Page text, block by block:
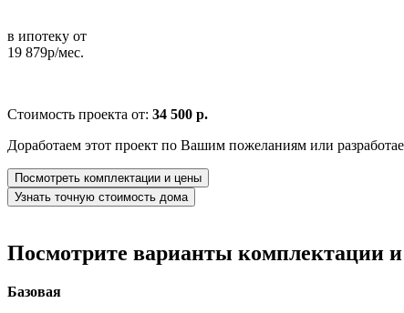
в ипотеку от
19 879р/мес.
Стоимость проекта от: 34 500 р.
Доработаем этот проект по Вашим пожеланиям или
Посмотреть комплектации и цены
Узнать точную стоимость дома
Посмотрите варианты комплектации
Базовая